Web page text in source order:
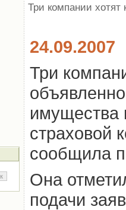
Три компании хотят
24.09.2007
Три
имущества
страховой
сообщила
Она
подачи